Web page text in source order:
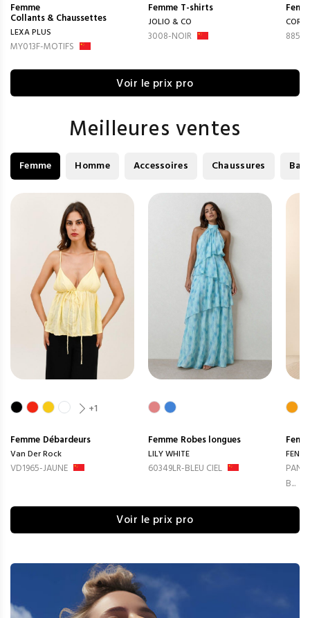
Femme
Collants & Chaussettes
LEXA PLUS
MY013F-MOTIFS
Femme T-shirts
JOLIO & CO
3008-NOIR 8856-
Voir le prix pro
Meilleures ventes
Femme Homme Accessoires Chaussures
+1
Femme Débardeurs
Van Der Rock
VD1965-JAUNE
Femme Robes longues
LILY WHITE
60349LR-BLEU CIEL
B...
Voir le prix pro